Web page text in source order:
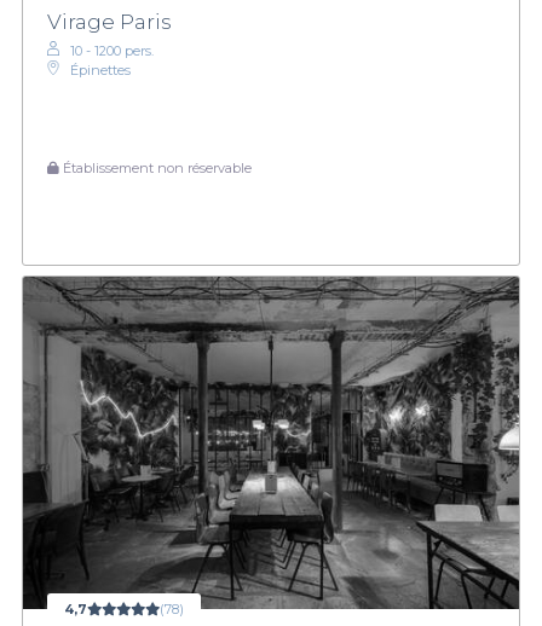
Virage Paris
10 - 1200 pers.
Épinettes
Établissement non réservable
4,7 (78)